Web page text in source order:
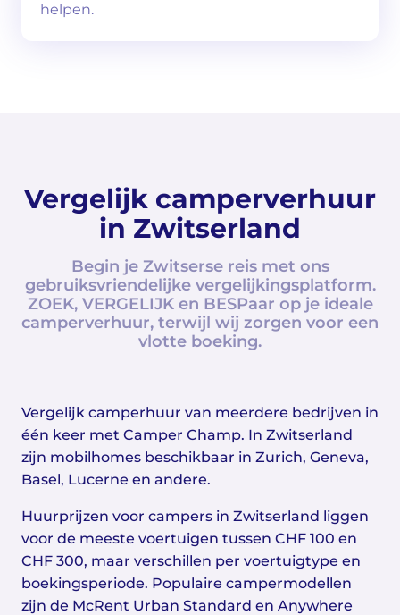
helpen.
Vergelijk camperverhuur
in Zwitserland
Begin je Zwitserse reis met ons
gebruiksvriendelijke vergelijkingsplatform.
ZOEK, VERGELIJK en BESPaar op je ideale
camperverhuur, terwijl wij zorgen voor een
vlotte boeking.
Vergelijk camperhuur van meerdere bedrijven in
één keer met Camper Champ. In Zwitserland
zijn mobilhomes beschikbaar in Zurich, Geneva,
Basel, Lucerne en andere.
Huurprijzen voor campers in Zwitserland liggen
voor de meeste voertuigen tussen CHF 100 en
CHF 300, maar verschillen per voertuigtype en
boekingsperiode. Populaire campermodellen
zijn de McRent Urban Standard en Anywhere